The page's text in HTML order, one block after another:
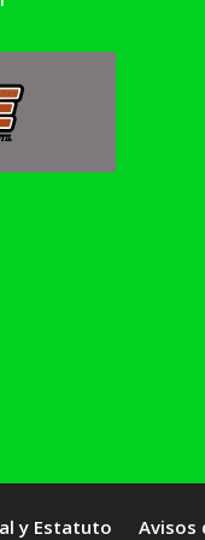
y Estatuto Avisos